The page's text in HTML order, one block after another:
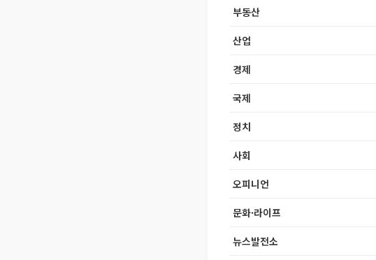
부동산
산업
경제
국제
정치
사회
오피니언
문화·라이프
뉴스발전소